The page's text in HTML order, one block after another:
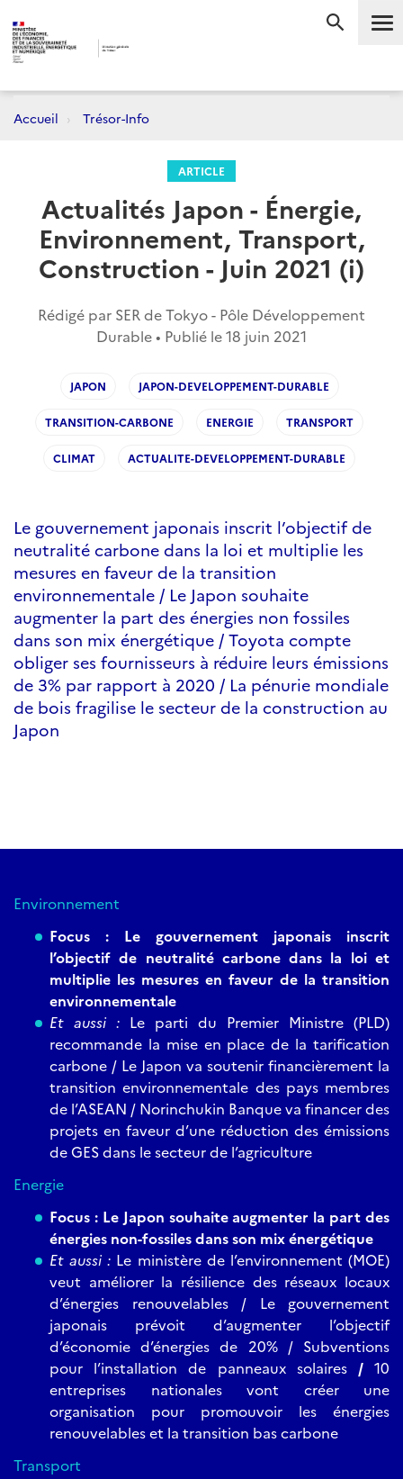
Accueil Trésor-Info
ARTICLE
Actualités Japon - Énergie,
Environnement, Transport,
Construction - Juin 2021 (i)
Rédigé par SER de Tokyo - Pôle Développement
Durable • Publié le18 juin 2021
JAPON JAPON-DEVELOPPEMENT-DURABLE
TRANSITION-CARBONE ENERGIE TRANSPORT
CLIMAT ACTUALITE-DEVELOPPEMENT-DURABLE
Le gouvernement japonais inscrit l’objectif de
neutralité carbone dans la loi et multiplie les
mesures en faveur de la transition
environnementale / Le Japon souhaite
augmenter la part des énergies non fossiles
dans son mix énergétique / Toyota compte
obliger ses fournisseurs à réduire leurs émissions
de 3% par rapport à 2020 / La pénurie mondiale
de bois fragilise le secteur de la construction au
Japon
Environnement
Focus : Le gouvernement japonais inscrit
l’objectif de neutralité carbone dans la loi et
multiplie les mesures en faveur de la transition
environnementale
Et aussi : Le parti du Premier Ministre (PLD)
recommande la mise en place de la tarification
carbone / Le Japon va soutenir financièrement la
transition environnementale des pays membres
de l’ASEAN / Norinchukin Banque va financer des
projets en faveur d’une réduction des émissions
de GES dans le secteur de l’agriculture
Energie
Focus : Le Japon souhaite augmenter la part des
énergies non-fossiles dans son mix énergétique
Et aussi : Le ministère de l’environnement (MOE)
veut améliorer la résilience des réseaux locaux
d’énergies renouvelables / Le gouvernement
japonais prévoit d’augmenter l’objectif
d’économie d’énergies de 20% / Subventions
pour l’installation de panneaux solaires /10
entreprises nationales vont créer une
organisation pour promouvoir les énergies
renouvelables et la transition bas carbone
Transport